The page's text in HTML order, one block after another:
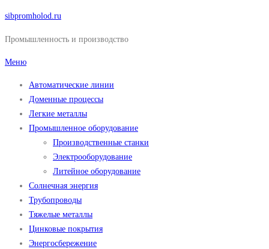
Перейти
содержимому
sibpromholod.ru
Промышленность и производство
Меню
Автоматические линии
Доменные процессы
Легкие металлы
Промышленное оборудование
Производственные станки
Электрооборудование
Литейное оборудование
Солнечная энергия
Трубопроводы
Тяжелые металлы
Цинковые покрытия
Энергосбережение